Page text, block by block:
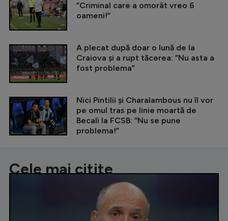
”Criminal care a omorât vreo 6
oameni!”
A plecat după doar o lună de la
Craiova și a rupt tăcerea: ”Nu asta a
fost problema”
Nici Pintilii și Charalambous nu îl vor
pe omul tras pe linie moartă de
Becali la FCSB: ”Nu se pune
problema!”
Cele mai citite